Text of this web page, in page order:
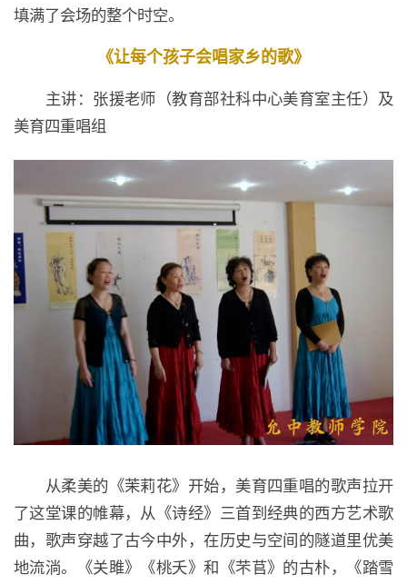
填满了会场的整个时空。
《让每个孩子会唱家乡的歌》
主讲：张援老师（教育部社科中心美育室主任）及
美育四重唱组
从柔美的《茉莉花》开始，美育四重唱的歌声拉开
了这堂课的帷幕，从《诗经》三首到经典的西方艺术歌
曲，歌声穿越了古今中外，在历史与空间的隧道里优美
地流淌。《关雎》《桃夭》和《芣苢》的古朴，《踏雪